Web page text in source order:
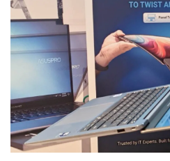
IT Times
生成式AI與雲端應用
Enterprise Digital Transformation
特集